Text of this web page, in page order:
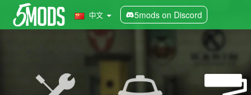
中文 5mods on Discord